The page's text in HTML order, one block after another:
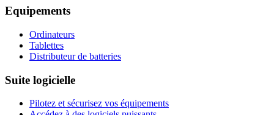
Equipements
Ordinateurs
Tablettes
Distributeur de batteries
Suite logicielle
Pilotez et sécurisez vos équipements